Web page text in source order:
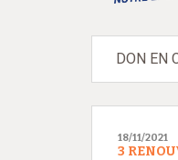
DON EN
18/11/2021
3